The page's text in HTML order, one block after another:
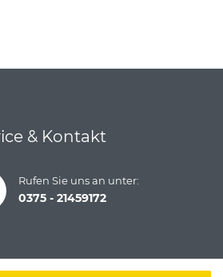
& Kontakt
Rufen Sie uns an unter:
0375 - 21459172